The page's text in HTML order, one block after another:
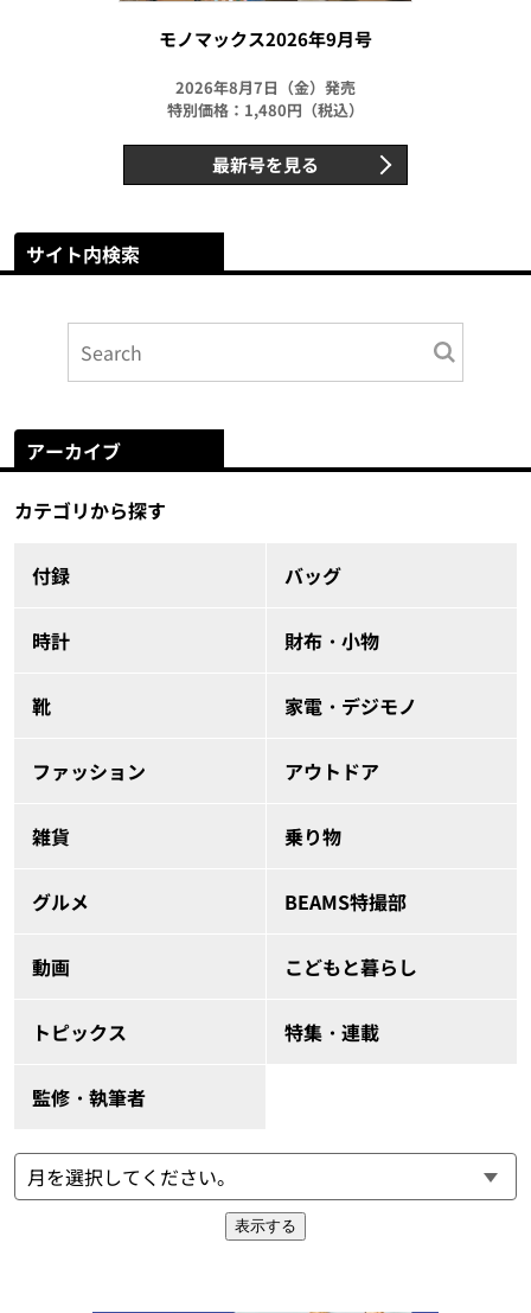
モノマックス2026年9月号
2026年8月7日（金）発売
特別価格：1,480円（税込）
最新号を見る
サイト内検索
アーカイブ
カテゴリから探す
付録 バッグ
時計 財布・小物
靴 家電・デジモノ
ファッション アウトドア
雑貨 乗り物
グルメ BEAMS特撮部
動画 こどもと暮らし
トピックス 特集・連載
監修・執筆者
表示する